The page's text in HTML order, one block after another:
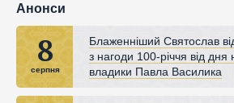
Анонси
8
серпня
Блаженніший Святослав
з нагоди 100-річчя від
владики Павла Василика